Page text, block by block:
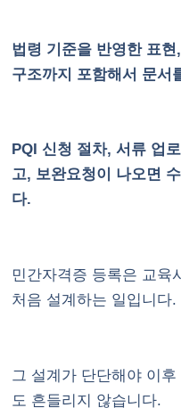
법령 기준을 반영한 표
구조까지 포함해서 문서
PQI 신청 절차, 서류 업
고, 보완요청이 나오면
다.
민간자격증 등록은 교육
처음 설계하는 일입니다.
그 설계가 단단해야 이
도 흔들리지 않습니다.